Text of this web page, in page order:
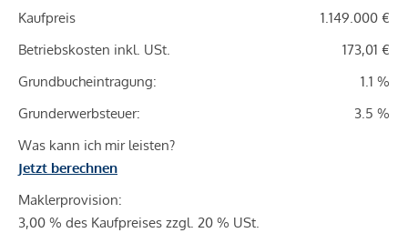
Kaufpreis
1.149.000 €
Betriebskosten inkl. USt.
173,01 €
Grundbucheintragung:
1.1 %
Grunderwerbsteuer:
3.5 %
Was kann ich mir leisten?
Jetzt berechnen
Maklerprovision:
3,00 % des Kaufpreises zzgl. 20 % USt.